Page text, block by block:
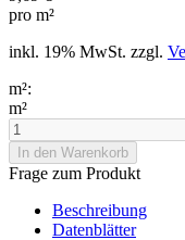
pro m²
inkl. 19% MwSt. zzgl.
m²:
m²
Frage zum Produkt
Beschreibung
Datenblätter